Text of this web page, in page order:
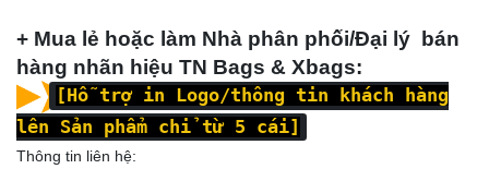
+ Mua lẻ hoặc làm Nhà phân phối/Đại lý bán
hàng nhãn hiệu TN Bags & Xbags:
[Hỗ trợ in Logo/thông tin khách hàng
lên Sản phẩm chỉ từ 5 cái]
Thông tin liên hệ: